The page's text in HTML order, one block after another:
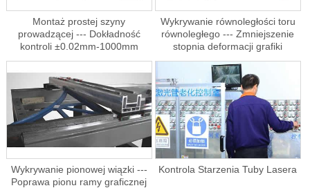
Montaż prostej szyny
prowadzącej --- Dokładność
kontroli ±0.02mm-1000mm
Wykrywanie równoległości toru
równoległego --- Zmniejszenie
stopnia deformacji grafiki
Wykrywanie pionowej wiązki ---
Poprawa pionu ramy graficznej
Kontrola Starzenia Tuby Lasera